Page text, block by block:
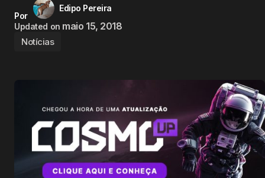
Por
Edipo Pereira
Updated on maio 15, 2018
Notícias